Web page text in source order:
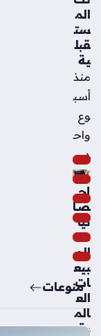
الم
ست
قبل
ية
منذ
أسب
وع
واح
د
إح
صا
ئيا
ت
الم
بيع
ات
الع
الم
ية
منوعات